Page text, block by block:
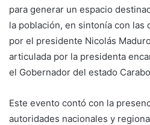
para generar un espacio
la población, en sintonía con las
por el presidente Nicolás
articulada por la presidenta
el Gobernador del estado
Este evento contó con la
autoridades nacionales y